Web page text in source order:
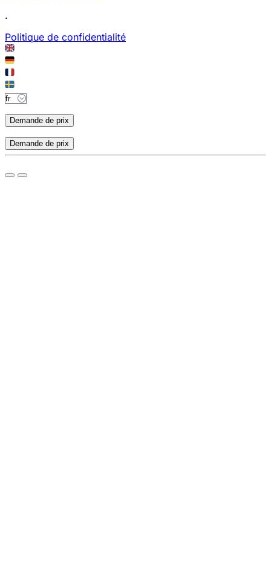
.
Politique de confidentialité
Demande de prix
Demande de prix